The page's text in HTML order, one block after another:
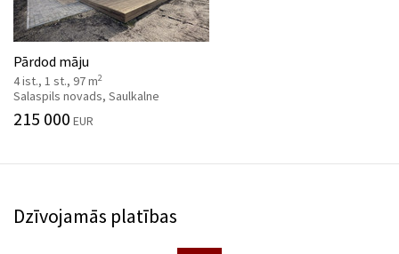
Pārdod māju
4 ist., 1 st., 97 m2
Salaspils novads, Saulkalne
215 000 EUR
Dzīvojamās platības